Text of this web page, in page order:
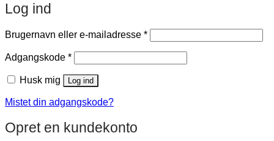
Log ind
Brugernavn eller e-mailadresse *Påkrævet
Adgangskode *Påkrævet
Husk mig Log ind
Mistet din adgangskode?
Opret en kundekonto